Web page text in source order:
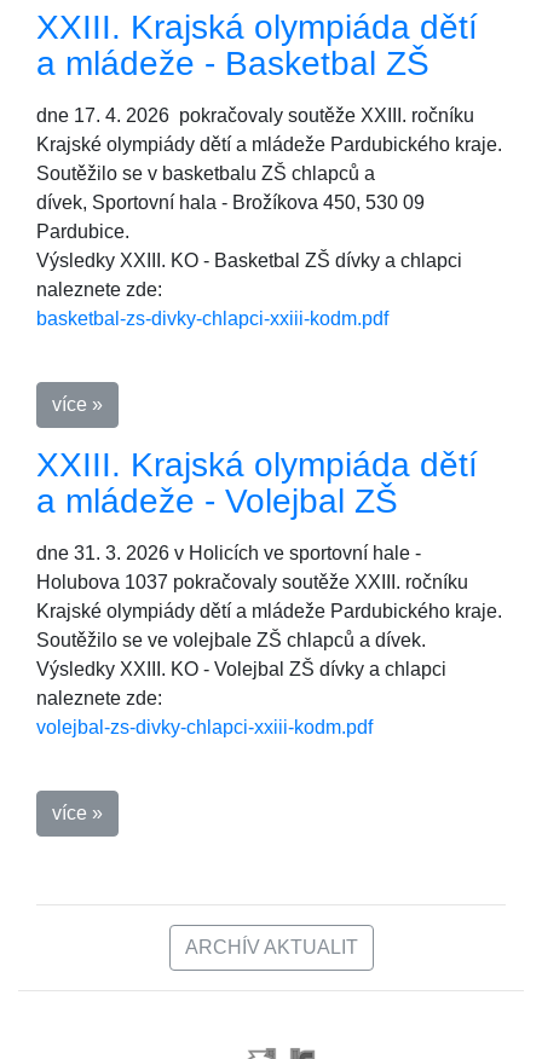
XXIII. Krajská olympiáda dětí
a mládeže - Basketbal ZŠ
dne 17. 4. 2026 pokračovaly soutěže XXIII. ročníku
Krajské olympiády dětí a mládeže Pardubického kraje.
Soutěžilo se v basketbalu ZŠ chlapců a
dívek, Sportovní hala - Brožíkova 450, 530 09
Pardubice.
Výsledky XXIII. KO - Basketbal ZŠ dívky a chlapci
naleznete zde:
basketbal-zs-divky-chlapci-xxiii-kodm.pdf
více »
XXIII. Krajská olympiáda dětí
a mládeže - Volejbal ZŠ
dne 31. 3. 2026 v Holicích ve sportovní hale -
Holubova 1037 pokračovaly soutěže XXIII. ročníku
Krajské olympiády dětí a mládeže Pardubického kraje.
Soutěžilo se ve volejbale ZŠ chlapců a dívek.
Výsledky XXIII. KO - Volejbal ZŠ dívky a chlapci
naleznete zde:
volejbal-zs-divky-chlapci-xxiii-kodm.pdf
více »
ARCHÍV AKTUALIT